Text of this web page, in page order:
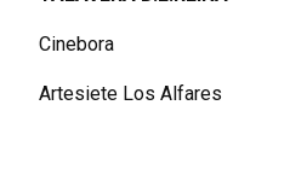
Cinebora
Artesiete Los Alfares